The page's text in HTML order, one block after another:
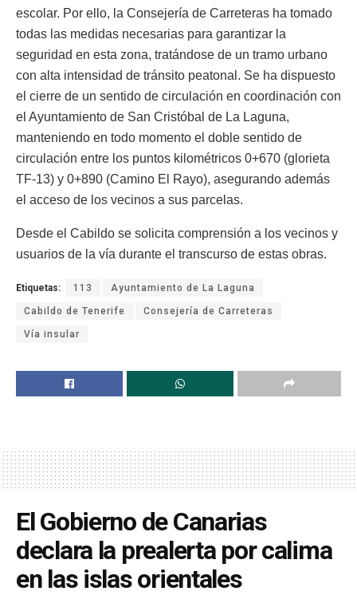
escolar. Por ello, la Consejería de Carreteras ha tomado
todas las medidas necesarias para garantizar la
seguridad en esta zona, tratándose de un tramo urbano
con alta intensidad de tránsito peatonal. Se ha dispuesto
el cierre de un sentido de circulación en coordinación con
el Ayuntamiento de San Cristóbal de La Laguna,
manteniendo en todo momento el doble sentido de
circulación entre los puntos kilométricos 0+670 (glorieta
TF-13) y 0+890 (Camino El Rayo), asegurando además
el acceso de los vecinos a sus parcelas.
Desde el Cabildo se solicita comprensión a los vecinos y
usuarios de la vía durante el transcurso de estas obras.
Etiquetas: 113 Ayuntamiento de La Laguna
Cabildo de Tenerife Consejería de Carreteras
Vía insular
El Gobierno de Canarias
declara la prealerta por calima
en las islas orientales